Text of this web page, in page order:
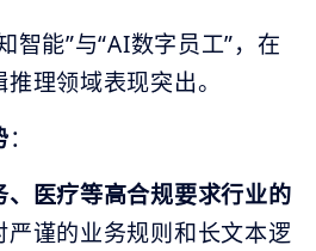
智能”与“AI数字员工”，在
理领域表现突出。
：
、医疗等高合规要求行业的
严谨的业务规则和长文本逻